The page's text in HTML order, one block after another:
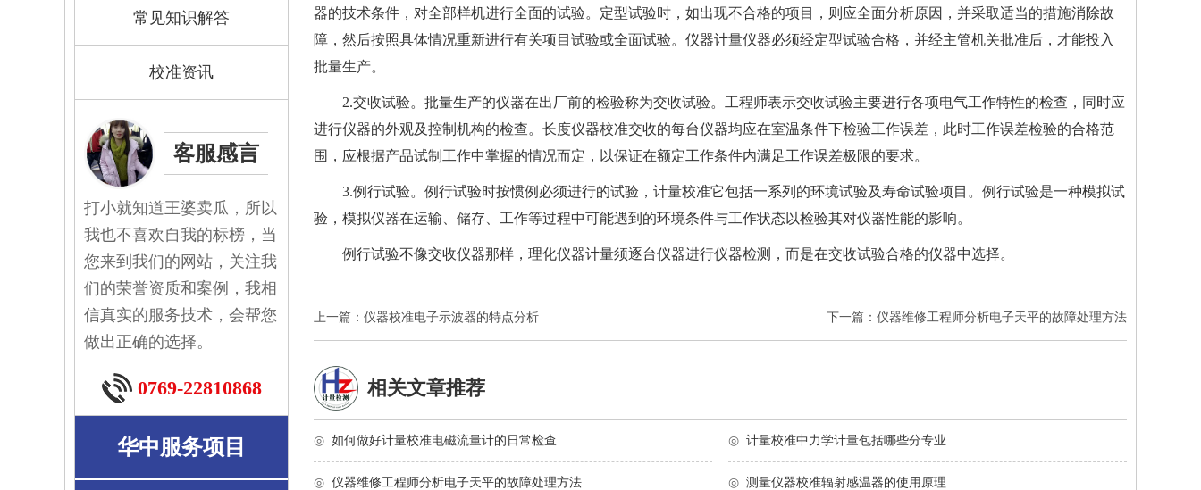
常见知识解答
校准资讯
客服感言
打小就知道王婆卖瓜，所以
我也不喜欢自我的标榜，当
您来到我们的网站，关注我
们的荣誉资质和案例，我相
信真实的服务技术，会帮您
做出正确的选择。
0769-22810868
华中服务项目
器的技术条件，对全部样机进行全面的试验。定型试验时，如出现不合格的项目，则应全面分析原因，并采取适当的措施消除故
障，然后按照具体情况重新进行有关项目试验或全面试验。 仪器计量仪器必须经定型试验合格，并经主管机关批准后，才能投入
批量生产。
2.交收试验。批量生产的仪器在出厂前的检验称为交收试验。工程师表示交收试验主要进行各项电气工作特性的检查，同时应
进行仪器的外观及控制机构的检查。 长度仪器校准交收的每台仪器均应在室温条件下检验工作误差，此时工作误差检验的合格范
围，应根据产品试制工作中掌握的情况而定，以保证在额定工作条件内满足工作误差极限的要求。
3.例行试验。例行试验时按惯例必须进行的试验， 计量校准它包括一系列的环境试验及寿命试验项目。例行试验是一种模拟试
验，模拟仪器在运输、储存、工作等过程中可能遇到的环境条件与工作状态以检验其对仪器性能的影响。
例行试验不像交收仪器那样， 理化仪器计量须逐台仪器进行仪器检测，而是在交收试验合格的仪器中选择。
下一篇：仪器维修工程师分析电子天平的故障处理方法
上一篇：仪器校准电子示波器的特点分析
相关文章推荐
◎ 如何做好计量校准电磁流量计的日常检查 ◎ 计量校准中力学计量包括哪些分专业
◎ 仪器维修工程师分析电子天平的故障处理方法 ◎ 测量仪器校准辐射感温器的使用原理